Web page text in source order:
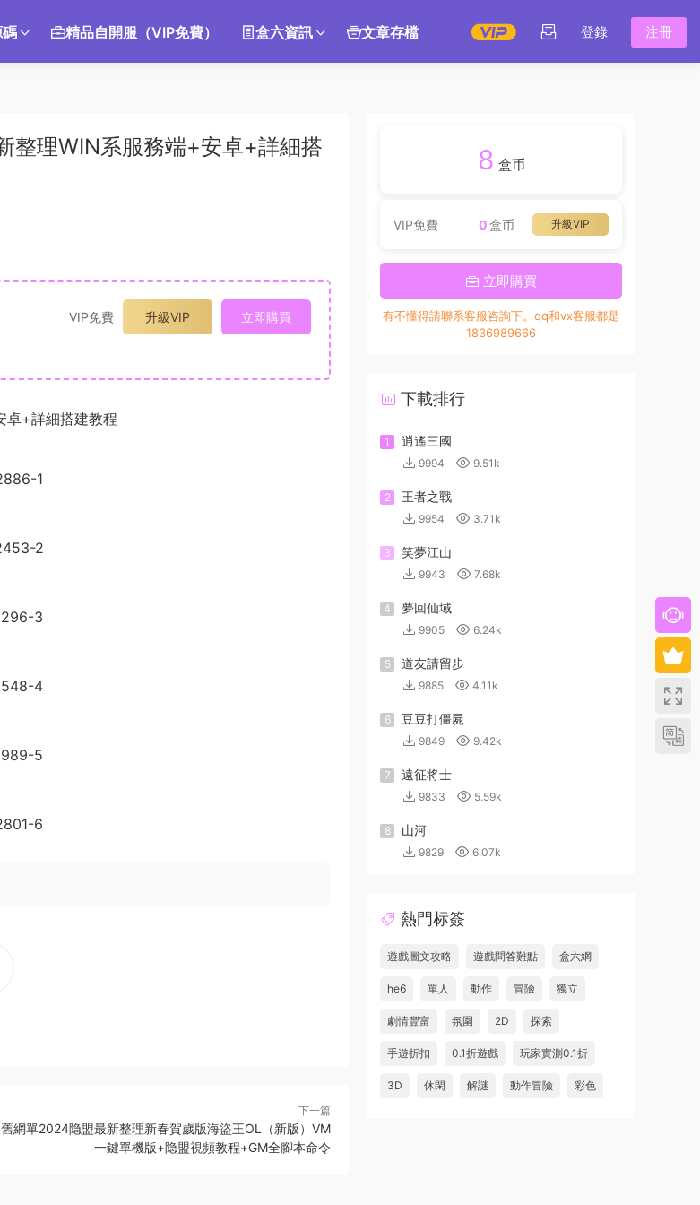
精品自開服（VIP免費） 盒六資訊 文章存檔 登錄 注冊
整理WIN系服務端+安卓+詳細搭
VIP免費 升級VIP 立即購買
卓+詳細搭建教程
下一篇
網單2024隐盟最新整理新春賀歲版海盜王OL（新版）VM
一鍵單機版+隐盟視頻教程+GM全腳本命令
8 盒币
VIP免費 升級VIP
0盒币
立即購買
有不懂得請聯系客服咨詢下。qq和vx客服都是
1836989666
下載排行
1 逍遙三國
9994 9.51k
2 王者之戰
9954 3.71k
3 笑夢江山
9943 7.68k
4 夢回仙域
9905 6.24k
5 道友請留步
9885 4.11k
6 豆豆打僵屍
9849 9.42k
7 遠征将士
9833 5.59k
8 山河
9829 6.07k
熱門标簽
遊戲圖文攻略 遊戲問答難點 盒六網
he6 單人 動作 冒險 獨立
劇情豐富 氛圍 2D 探索
手遊折扣 0.1折遊戲 玩家實測0.1折
3D 休閑 解謎 動作冒險 彩色